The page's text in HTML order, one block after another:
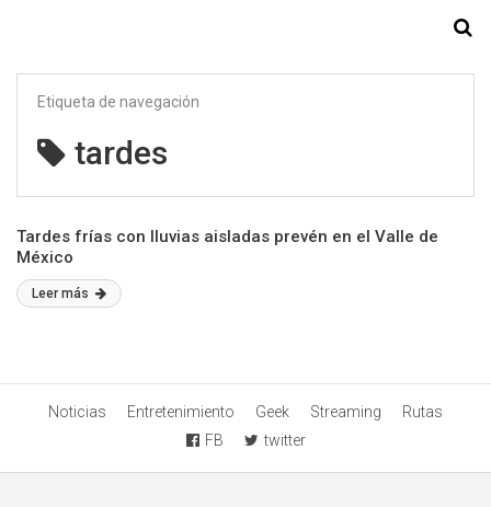
Etiqueta de navegación
tardes
Tardes frías con lluvias aisladas prevén en el Valle de
México
Leer más
Noticias Entretenimiento Geek Streaming
Rutas
FB
twitter